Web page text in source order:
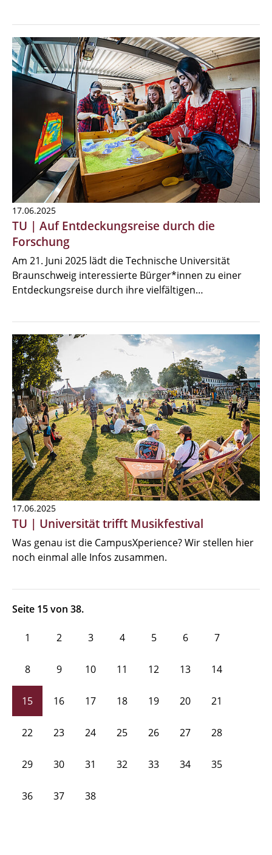
17.06.2025
TU | Auf Entdeckungsreise durch die
Forschung
Am 21. Juni 2025 lädt die Technische Universität
Braunschweig interessierte Bürger*innen zu einer
Entdeckungsreise durch ihre vielfältigen…
17.06.2025
TU | Universität trifft Musikfestival
Was genau ist die CampusXperience? Wir stellen hier
noch einmal alle Infos zusammen.
Seite 15 von 38.
1 2 3 4 5 6 7
8 9 10 11 12 13 14
15 16 17 18 19 20 21
22 23 24 25 26 27 28
29 30 31 32 33 34 35
36 37 38